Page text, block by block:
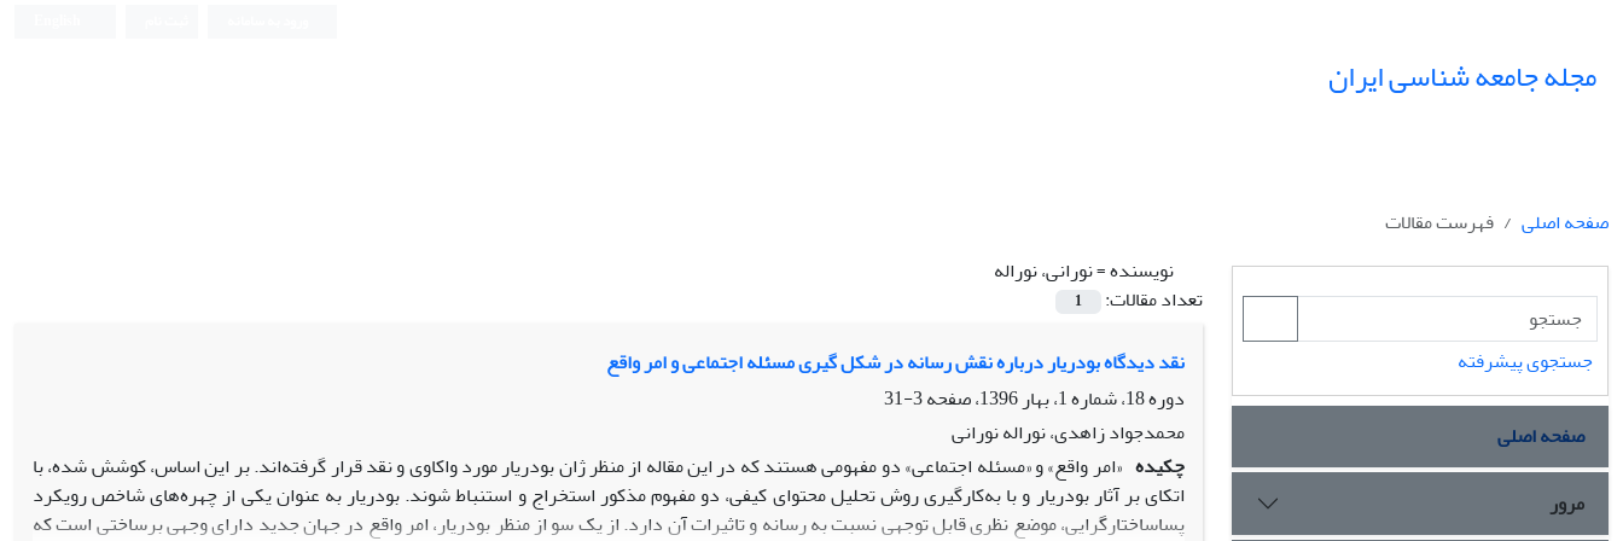
مجله جامعه شناسی ایران
صفحه اصلی
فهرست مقالات
نویسنده =نورانی، نوراله
تعداد مقالات:
1
نقد دیدگاه بودریار درباره نقش رسانه در شکل گیری مسئله اجتماعی و امر واقع
دوره 18، شماره 1، بهار 1396، صفحه
3-31
محمدجواد زاهدی، نوراله نورانی
چکیده «امر واقع» و «مسئله اجتماعی» دو مفهومی ‌هستند که در این مقاله از منظر ژان بودریار مورد واکاوی و نقد قرار گرفته‌اند. بر این اساس، کوشش شده، با
اتکای بر آثار بودریار و با به‌کارگیری روش تحلیل محتوای کیفی، دو مفهوم مذکور استخراج و استنباط شوند. بودریار به عنوان یکی از چهره‌های شاخص رویکرد
پساساختارگرایی، موضع نظری قابل توجهی نسبت به رسانه و تاثیرات آن دارد. از یک سو از منظر بودریار، امر واقع در جهان جدید دارای وجهی برساختی است که
جستجوی پیشرفته
صفحه اصلی
مرور